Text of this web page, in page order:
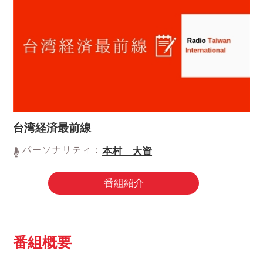
台湾経済最前線
パーソナリティ：本村 大資
番組紹介
番組概要